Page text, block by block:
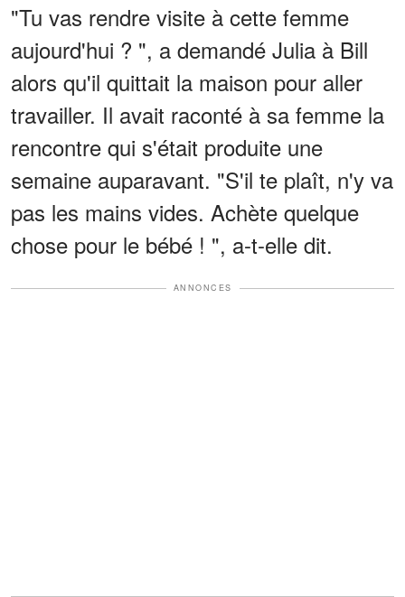
"Tu vas rendre visite à cette femme
aujourd'hui ? ", a demandé Julia à Bill
alors qu'il quittait la maison pour aller
travailler. Il avait raconté à sa femme la
rencontre qui s'était produite une
semaine auparavant. "S'il te plaît, n'y va
pas les mains vides. Achète quelque
chose pour le bébé ! ", a-t-elle dit.
ANNONCES